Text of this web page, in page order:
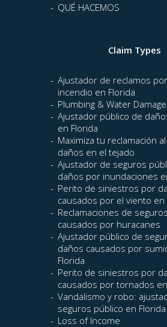
QUÉ HACEMOS
Claim Types
Ajustador de reclamos
incendio en Florida
Plumbing & Water Damage
Ajustador público de
en Florida
Maximiza tu reclamación
daños en el tejado
Ajustador de seguros
daños por inundaciones
Perito de siniestros por
causados por el viento en
Reclamaciones de
causados por huracanes
Ajustador público de
daños causados por
Florida
Perito de siniestros por
causados por tornados
Vandalismo y robo:
seguros público en Florida
Loss of Income